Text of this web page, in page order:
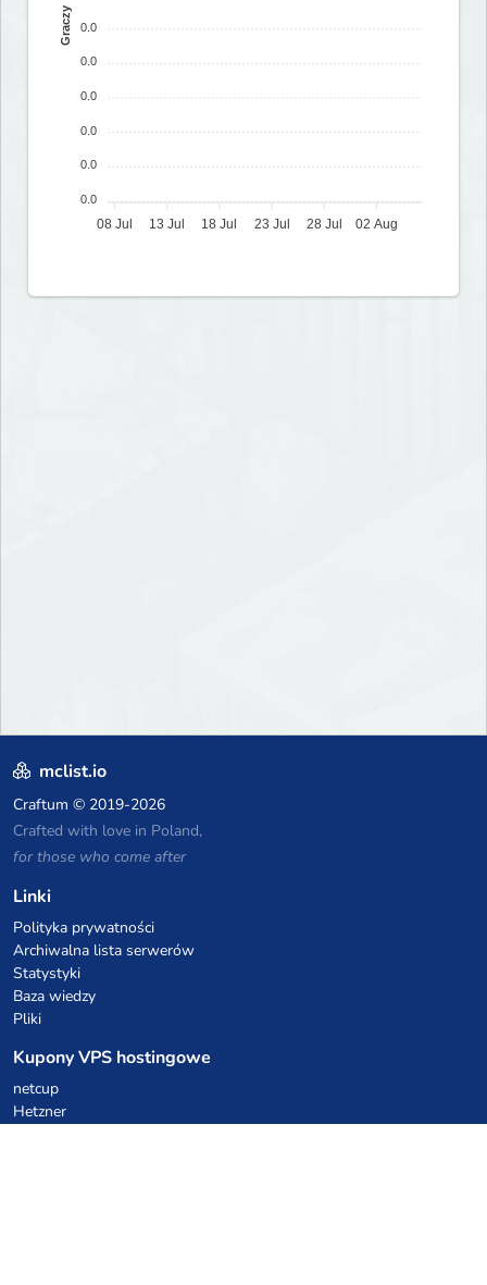
0.0
0.0
0.0
0.0
0.0
0.0
Graczy
08 Jul 13 Jul 18 Jul 23 Jul 28 Jul 02 Aug
mclist.io
Craftum © 2019-2026
Crafted with love in Poland,
for those who come after
Linki
Polityka prywatności
Archiwalna lista serwerów
Statystyki
Baza wiedzy
Pliki
Kupony VPS hostingowe
netcup
Hetzner